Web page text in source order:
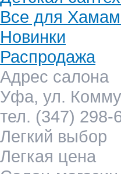
Все для
Новинки
Распродажа
Адрес салона
Уфа, ул.
тел. (347) 298-
Легкий выбор
Легкая цена